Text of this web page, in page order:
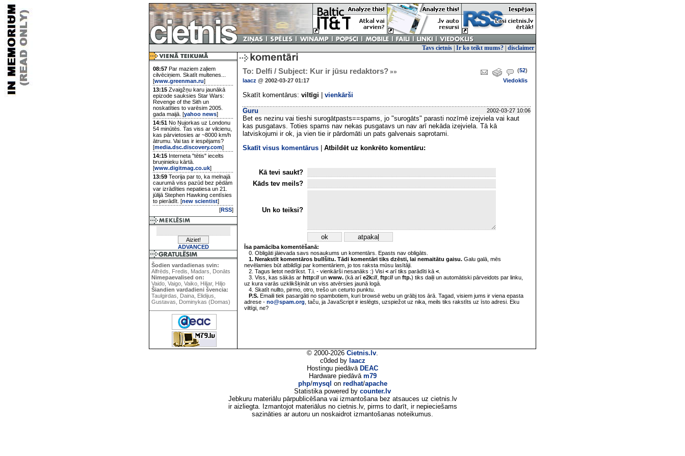
Tavs cietnis Ir ko teikt mums? disclaimer
08:57 Par maziem zaļiem
cilvēciņiem. Skatīt multenes...
[www.greenman.ru]
13:15 Zvaigžņu karu jaunākā
epizode sauksies Star Wars:
Revenge of the Sith un
noskatīties to varēsim 2005.
gada maijā. [yahoo news]
14:51 No Ņujorkas uz Londonu
54 minūtēs. Tas viss ar vilcienu,
kas pārvietosies ar ~8000 km/h
ātrumu. Vai tas ir iespējams?
[media.dsc.discovery.com]
14:15 Interneta "tētis" iecelts
bruņinieku kārtā.
[www.digitmag.co.uk]
13:59 Teorija par to, ka melnajā
caurumā viss pazūd bez pēdām
var izrādīties nepatiesa un 21.
jūlijā Stephen Hawking centīsies
to pierādīt. [new scientist]
[RSS]
ADVANCED
Šodien vardadienas svin:
Alfrēds, Fredis, Madars, Donāts
Nimepaevalised on:
Vaido, Vaigo, Vaiko, Hiljar, Hiljo
Šiandien vardadieni švencia:
Taulgirdas, Daina, Elidijus,
Gustavas, Dominykas (Domas)
To: Delfi / Subject: Kur ir jūsu redaktors? »» (52)
laacz @ 2002-03-27 01:17 Viedoklis
Skatīt komentārus: viltīgi vienkārši
Guru 2002-03-27 10:06
Bet es nezinu vai tieshi surogātpasts==spams, jo "surogāts" parasti nozīmē izejviela vai kaut
kas pusgatavs. Toties spams nav nekas pusgatavs un nav arī nekāda izejviela. Tā kā
latviskojumi ir ok, ja vien tie ir pārdomāti un pats galvenais saprotami.
Skatīt visus komentārus
Atbildēt uz konkrēto komentāru:
Kā tevi saukt?
Kāds tev meils?
Un ko teiksi?
Īsa pamācība komentēšanā:
0. Obligāti jāievada savs nosaukums un komentārs. Epasts nav obligāts.
1. Nerakstīt komentāros bullšitu. Tādi komentāri tiks dzēsti, lai nemaitātu gaisu. Galu galā, mēs
nevēlamies būt atbildīgi par komentāriem, jo tos raksta mūsu lasītāji.
2. Tagus lietot nedrīkst. T.i. - vienkārši nesanāks :) Visi < arī tiks parādīti kā <
3. Viss, kas sākās ar http:// un www. (kā arī e2k:// ftp:// un ftp.) tiks daiļi un automātiski pārveidots par linku,
uz kura varās uzklikšķināt un viss atvērsies jaunā logā.
4. Skatīt nullto, pirmo, otro, trešo un ceturto punktu.
P.S. Emaili tiek pasargāti no spambotiem, kuri browsē webu un grābj tos ārā. Tagad, visiem jums ir viena epasta
adrese - no@spam.org , taču, ja JavaScript ir ieslēgts, uzspiežot uz nika, meils tiks rakstīts uz īsto adresi. Eku
viltīgi, ne?
© 2000-2026 Cietnis.lv.
c0ded by laacz
Hostingu piedāvā DEAC
Hardware piedāvā m79
php/mysql on redhat/apache
Statistika powered by counter.lv
Jebkuru materiālu pārpublicēšana vai izmantošana bez atsauces uz cietnis.lv
ir aizliegta. Izmantojot materiālus no cietnis.lv, pirms to darīt, ir nepieciešams
sazināties ar autoru un noskaidrot izmantošanas noteikumus.